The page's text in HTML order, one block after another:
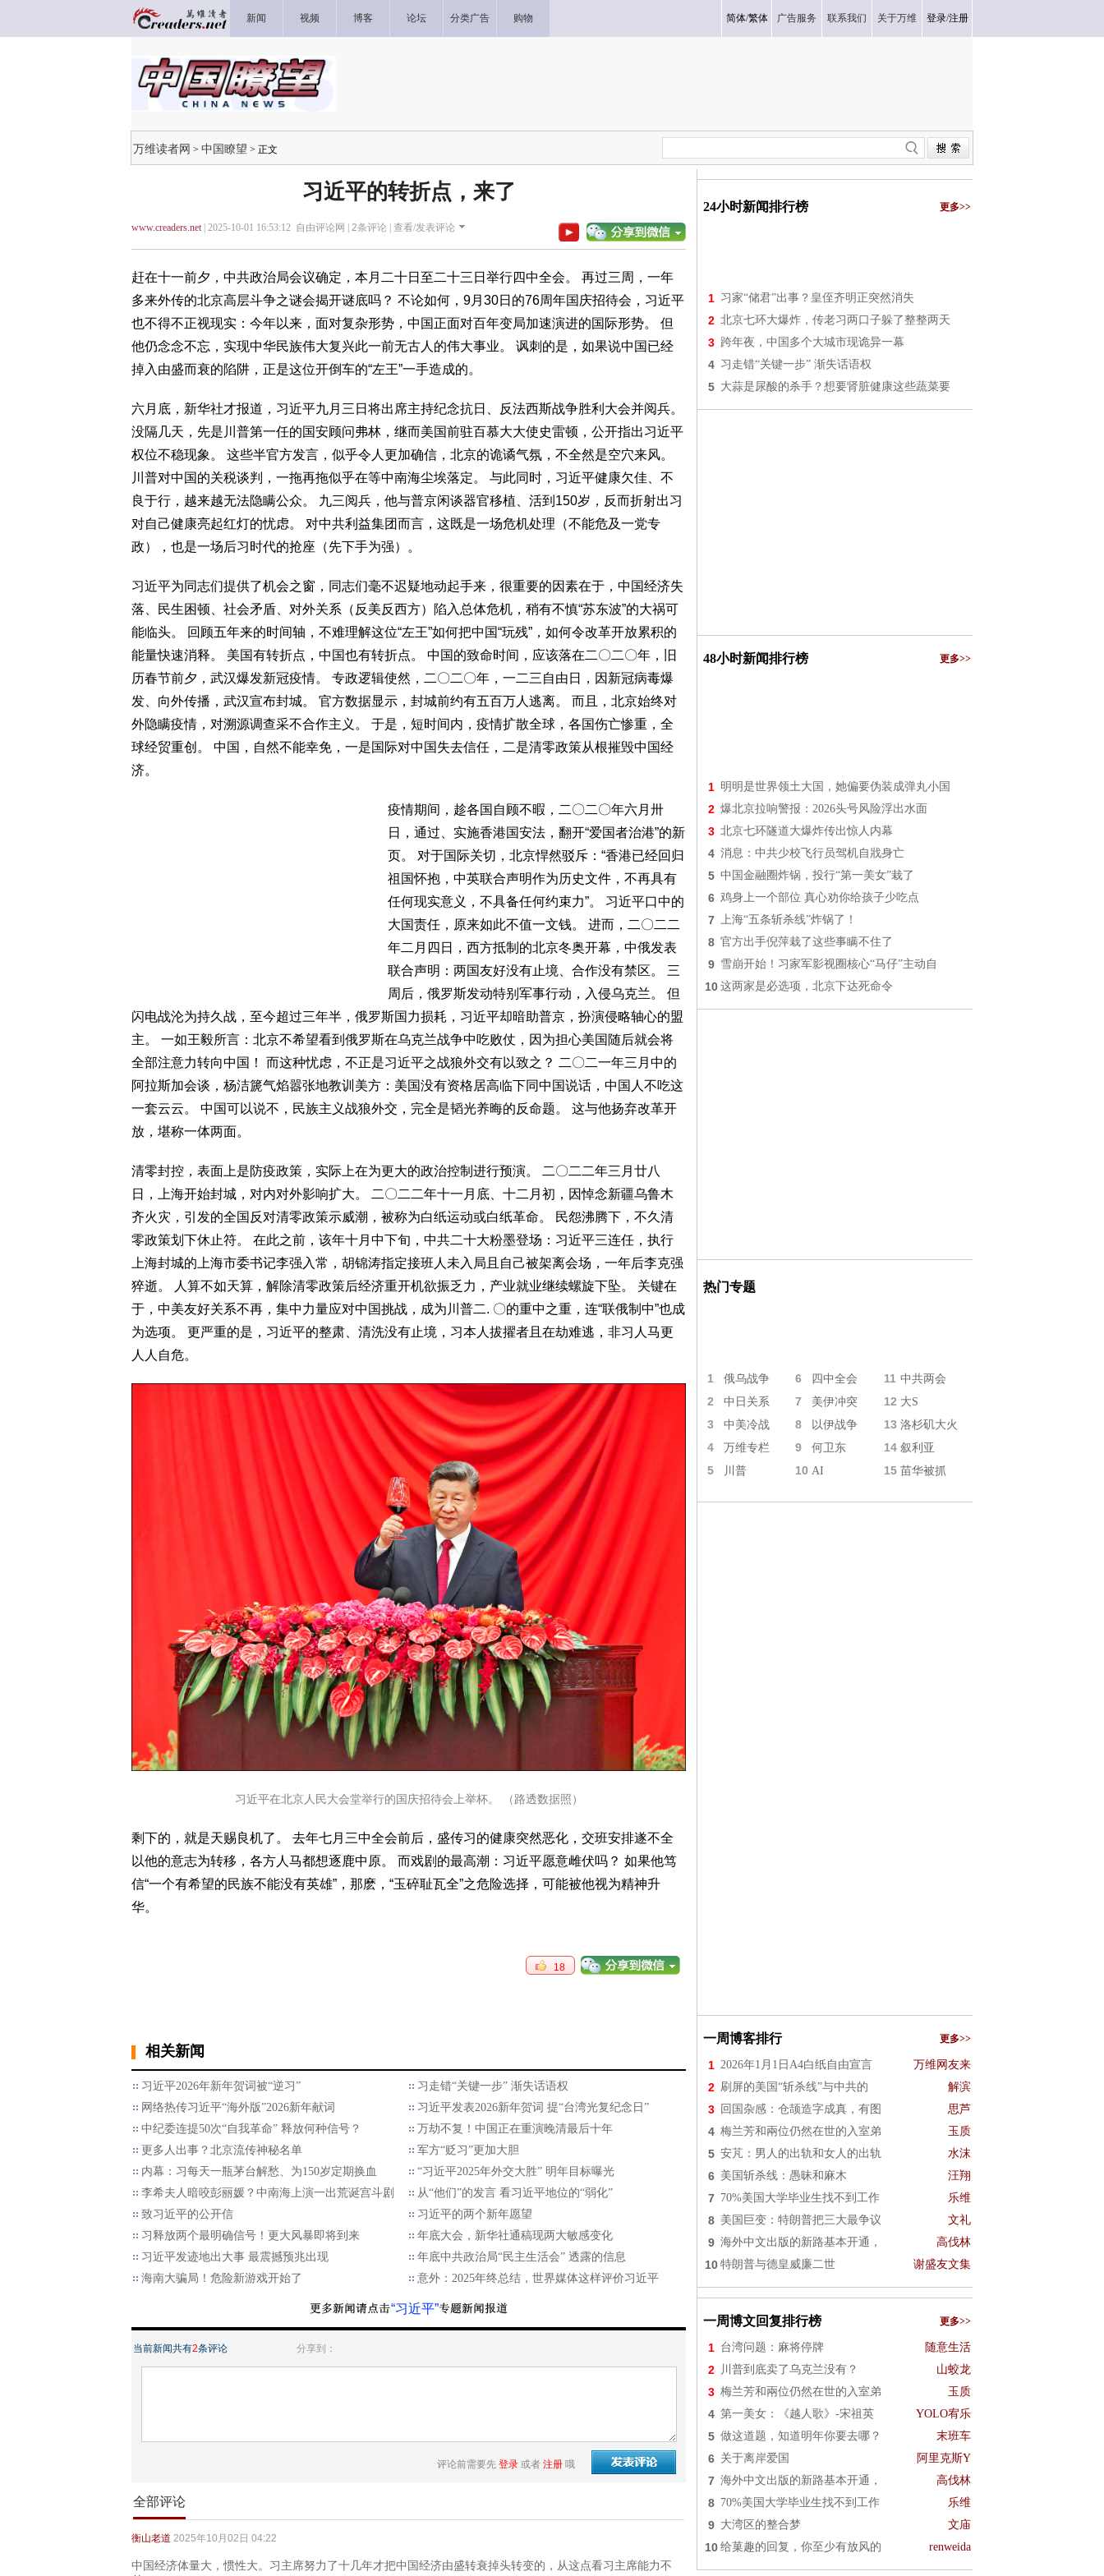
新闻 视频 博客 论坛 分类广告 购物 简体/繁体 广告服务 联系我们 关于万维 登录/注册
万维读者网 > 中国瞭望 > 正文
习近平的转折点，来了
www.creaders.net| 2025-10-01 16:53:12 自由评论网 | 2条评论 | 查看/发表评论
赶在十一前夕，中共政治局会议确定，本月二十日至二十三日举行四中全会。 再过三周，一年
多来外传的北京高层斗争之谜会揭开谜底吗？ 不论如何，9月30日的76周年国庆招待会，习近平
也不得不正视现实：今年以来，面对复杂形势，中国正面对百年变局加速演进的国际形势。 但
他仍念念不忘，实现中华民族伟大复兴此一前无古人的伟大事业。 讽刺的是，如果说中国已经
掉入由盛而衰的陷阱，正是这位开倒车的“左王”一手造成的。
六月底，新华社才报道，习近平九月三日将出席主持纪念抗日、反法西斯战争胜利大会并阅兵。
没隔几天，先是川普第一任的国安顾问弗林，继而美国前驻百慕大大使史雷顿，公开指出习近平
权位不稳现象。 这些半官方发言，似乎令人更加确信，北京的诡谲气氛，不全然是空穴来风。
川普对中国的关税谈判，一拖再拖似乎在等中南海尘埃落定。 与此同时，习近平健康欠佳、不
良于行，越来越无法隐瞒公众。 九三阅兵，他与普京闲谈器官移植、活到150岁，反而折射出习
对自己健康亮起红灯的忧虑。 对中共利益集团而言，这既是一场危机处理（不能危及一党专
政），也是一场后习时代的抢座（先下手为强）。
习近平为同志们提供了机会之窗，同志们毫不迟疑地动起手来，很重要的因素在于，中国经济失
落、民生困顿、社会矛盾、对外关系（反美反西方）陷入总体危机，稍有不慎“苏东波”的大祸可
能临头。 回顾五年来的时间轴，不难理解这位“左王”如何把中国“玩残”，如何令改革开放累积的
能量快速消释。 美国有转折点，中国也有转折点。 中国的致命时间，应该落在二〇二〇年，旧
历春节前夕，武汉爆发新冠疫情。 专政逻辑使然，二〇二〇年，一二三自由日，因新冠病毒爆
发、向外传播，武汉宣布封城。 官方数据显示，封城前约有五百万人逃离。 而且，北京始终对
外隐瞒疫情，对溯源调查采不合作主义。 于是，短时间内，疫情扩散全球，各国伤亡惨重，全
球经贸重创。 中国，自然不能幸免，一是国际对中国失去信任，二是清零政策从根摧毁中国经
济。
疫情期间，趁各国自顾不暇，二〇二〇年六月卅
日，通过、实施香港国安法，翻开“爱国者治港”的新
页。 对于国际关切，北京悍然驳斥：“香港已经回归
祖国怀抱，中英联合声明作为历史文件，不再具有
任何现实意义，不具备任何约束力”。 习近平口中的
大国责任，原来如此不值一文钱。 进而，二〇二二
年二月四日，西方抵制的北京冬奥开幕，中俄发表
联合声明：两国友好没有止境、合作没有禁区。 三
周后，俄罗斯发动特别军事行动，入侵乌克兰。 但
闪电战沦为持久战，至今超过三年半，俄罗斯国力损耗，习近平却暗助普京，扮演侵略轴心的盟
主。 一如王毅所言：北京不希望看到俄罗斯在乌克兰战争中吃败仗，因为担心美国随后就会将
全部注意力转向中国！ 而这种忧虑，不正是习近平之战狼外交有以致之？ 二〇二一年三月中的
阿拉斯加会谈，杨洁篪气焰嚣张地教训美方：美国没有资格居高临下同中国说话，中国人不吃这
一套云云。 中国可以说不，民族主义战狼外交，完全是韬光养晦的反命题。 这与他扬弃改革开
放，堪称一体两面。
清零封控，表面上是防疫政策，实际上在为更大的政治控制进行预演。 二〇二二年三月廿八
日，上海开始封城，对内对外影响扩大。 二〇二二年十一月底、十二月初，因悼念新疆乌鲁木
齐火灾，引发的全国反对清零政策示威潮，被称为白纸运动或白纸革命。 民怨沸腾下，不久清
零政策划下休止符。 在此之前，该年十月中下旬，中共二十大粉墨登场：习近平三连任，执行
上海封城的上海市委书记李强入常，胡锦涛指定接班人未入局且自己被架离会场，一年后李克强
猝逝。 人算不如天算，解除清零政策后经济重开机欲振乏力，产业就业继续螺旋下坠。 关键在
于，中美友好关系不再，集中力量应对中国挑战，成为川普二. 〇的重中之重，连“联俄制中”也成
为选项。 更严重的是，习近平的整肃、清洗没有止境，习本人拔擢者且在劫难逃，非习人马更
人人自危。
习近平在北京人民大会堂举行的国庆招待会上举杯。 （路透数据照）
剩下的，就是天赐良机了。 去年七月三中全会前后，盛传习的健康突然恶化，交班安排遂不全
以他的意志为转移，各方人马都想逐鹿中原。 而戏剧的最高潮：习近平愿意雌伏吗？ 如果他笃
信“一个有希望的民族不能没有英雄”，那麽，“玉碎耻瓦全”之危险选择，可能被他视为精神升
华。
18
相关新闻
习近平2026年新年贺词被“逆习”
习走错“关键一步” 渐失话语权
网络热传习近平“海外版”2026新年献词
习近平发表2026新年贺词 提“台湾光复纪念日”
中纪委连提50次“自我革命” 释放何种信号？
万劫不复！中国正在重演晚清最后十年
更多人出事？北京流传神秘名单
军方“贬习”更加大胆
内幕：习每天一瓶茅台解愁、为150岁定期换血
“习近平2025年外交大胜” 明年目标曝光
李希夫人暗咬彭丽媛？中南海上演一出荒诞宫斗剧
从“他们”的发言 看习近平地位的“弱化”
致习近平的公开信
习近平的两个新年愿望
习释放两个最明确信号！更大风暴即将到来
年底大会，新华社通稿现两大敏感变化
习近平发迹地出大事 最震撼预兆出现
年底中共政治局“民主生活会” 透露的信息
海南大骗局！危险新游戏开始了
意外：2025年终总结，世界媒体这样评价习近平
“习近平”
当前新闻共有2条评论 分享到：
评论前需要先 登录 或者 注册 哦
全部评论
衡山老道 2025年10月02日 04:22
中国经济体量大，惯性大。习主席努力了十几年才把中国经济由盛转衰掉头转变的，从这点看习主席能力不
24小时新闻排行榜 更多>>
1 习家“储君”出事？皇侄齐明正突然消失
2 北京七环大爆炸，传老习两口子躲了整整两天
3 跨年夜，中国多个大城市现诡异一幕
4 习走错“关键一步” 渐失话语权
5 大蒜是尿酸的杀手？想要肾脏健康这些蔬菜要
48小时新闻排行榜 更多>>
1 明明是世界领土大国，她偏要伪装成弹丸小国
2 爆北京拉响警报：2026头号风险浮出水面
3 北京七环隧道大爆炸传出惊人内幕
4 消息：中共少校飞行员驾机自戕身亡
5 中国金融圈炸锅，投行“第一美女”栽了
6 鸡身上一个部位 真心劝你给孩子少吃点
7 上海“五条斩杀线”炸锅了！
8 官方出手倪萍栽了这些事瞒不住了
9 雪崩开始！习家军影视圈核心“马仔”主动自
10 这两家是必选项，北京下达死命令
热门专题
1 俄乌战争 6 四中全会 11 中共两会
2 中日关系 7 美伊冲突 12 大S
3 中美冷战 8 以伊战争 13 洛杉矶大火
4 万维专栏 9 何卫东 14 叙利亚
5 川普 10 AI 15 苗华被抓
一周博客排行 更多>>
1 2026年1月1日A4白纸自由宣言 万维网友来
2 刷屏的美国“斩杀线”与中共的 解滨
3 回国杂感：仓颉造字成真，有图 思芦
4 梅兰芳和兩位仍然在世的入室弟 玉质
5 安芃：男人的出轨和女人的出轨 水沫
6 美国斩杀线：愚昧和麻木 汪翔
7 70%美国大学毕业生找不到工作 乐维
8 美国巨变：特朗普把三大最争议 文礼
9 海外中文出版的新路基本开通， 高伐林
10 特朗普与德皇威廉二世 谢盛友文集
一周博文回复排行榜 更多>>
1 台湾问题：麻将停牌 随意生活
2 川普到底卖了乌克兰没有？ 山蛟龙
3 梅兰芳和兩位仍然在世的入室弟 玉质
4 第一美女：《越人歌》-宋祖英 YOLO宥乐
5 做这道题，知道明年你要去哪？ 末班车
6 关于离岸爱国 阿里克斯Y
7 海外中文出版的新路基本开通， 高伐林
8 70%美国大学毕业生找不到工作 乐维
9 大湾区的整合梦 文庙
10 给菓趣的回复，你至少有放风的 renweida